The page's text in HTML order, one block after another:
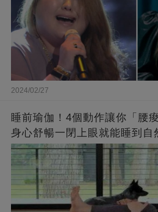
2024/02/27
睡前瑜伽！4個動作讓你「腰
身心舒暢一閉上眼就能睡到自